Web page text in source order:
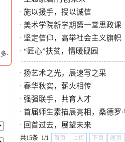
-
· 施以援手，授以诚信
· 美术学院新学期第一堂思政课
· 坚定信仰，高举社会主义旗帜
· “匠心”扶贫，情暖砚园
· 扬艺术之光，展速写之采
· 春华秋实，薪火相传
· 强强联手，共育人才
· 首届师生素描展亮相，桑德罗
· 回首过去，展望未来
共15条 1/1 首页 上页 下页 尾页